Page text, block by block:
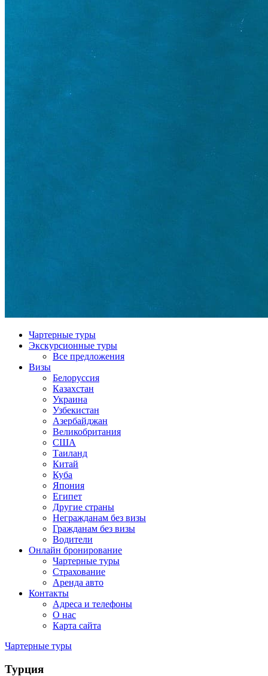
Чартерные туры
Экскурсионные туры
Все предложения
Визы
Белоруссия
Казахстан
Украина
Узбекистан
Азербайджан
Великобритания
США
Таиланд
Китай
Куба
Япония
Египет
Другие страны
Негражданам без визы
Гражданам без визы
Водители
Онлайн бронирование
Чартерные туры
Страхование
Аренда авто
Контакты
Адреса и телефоны
О нас
Карта сайта
Чартерные туры
Турция